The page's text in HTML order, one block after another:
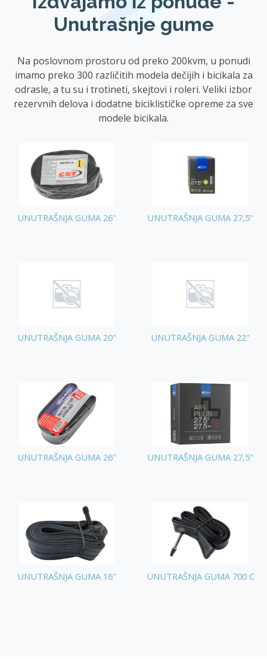
Unutrašnje gume
Na poslovnom prostoru od preko 200kvm, u ponudi
imamo preko 300 različitih modela dečijih i bicikala za
odrasle, a tu su i trotineti, skejtovi i roleri. Veliki izbor
rezervnih delova i dodatne biciklističke opreme za sve
modele bicikala.
UNUTRAŠNJA GUMA 26" UNUTRAŠNJA GUMA 27,5"
UNUTRAŠNJA GUMA 20" UNUTRAŠNJA GUMA 22"
UNUTRAŠNJA GUMA 26'' UNUTRAŠNJA GUMA 27,5"
UNUTRAŠNJA GUMA 16'' UNUTRAŠNJA GUMA 700 C